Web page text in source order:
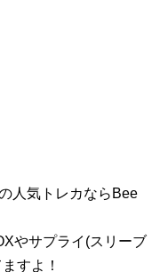
人気トレカならBee
やサプライ(スリーブ
すよ！